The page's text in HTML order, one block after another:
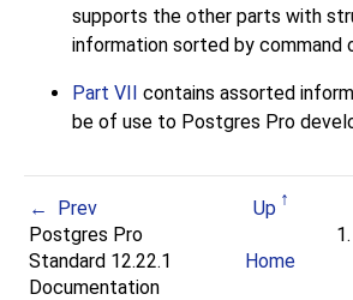
supports the other parts with
information sorted by command
Part VII contains assorted
be of use to Postgres Pro
Prev Up
Postgres Pro
Standard 12.22.1
Documentation
Home